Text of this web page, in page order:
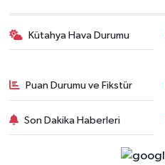
Kütahya Hava Durumu
Puan Durumu ve Fikstür
Son Dakika Haberleri